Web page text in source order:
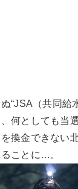
“JSA（共同給
何としても当
換金できない
ことに…。